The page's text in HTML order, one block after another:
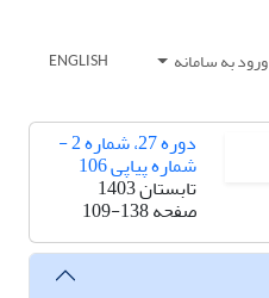
ورود به سامانه ENGLISH
دوره 27، شماره 2 -
شماره پیاپی 106
تابستان 1403
صفحه109-138